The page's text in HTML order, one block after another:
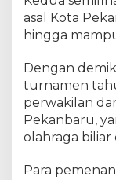
asal Kota
hingga
Dengan
turnamen
perwakilan
Pekanbaru,
olahraga biliar
Para